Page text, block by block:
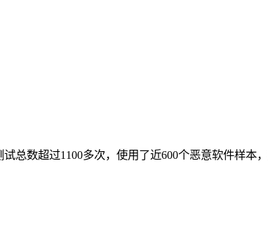
总数超过1100多次，使用了近600个恶意软件样